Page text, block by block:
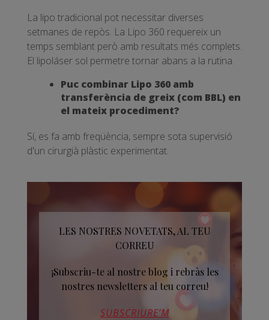
La lipo tradicional pot necessitar diverses
setmanes de repòs. La Lipo 360 requereix un
temps semblant però amb resultats més complets.
El lipoláser sol permetre tornar abans a la rutina.
Puc combinar Lipo 360 amb
transferència de greix (com BBL) en
el mateix procediment?
Sí, es fa amb freqüència, sempre sota supervisió
d'un cirurgià plàstic experimentat.
LES NOSTRES NOVETATS, AL TEU
CORREU
¡Subscriu-te al nostre blog i rebràs les
nostres newsletters al teu correu!
SUBSCRIURE’M